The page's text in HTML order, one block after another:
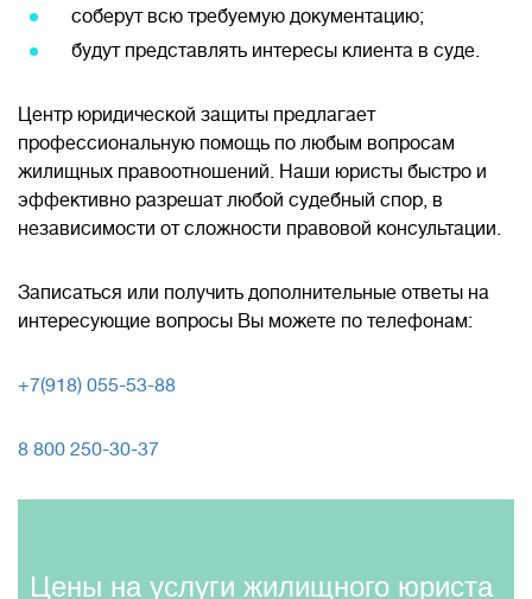
соберут всю требуемую документацию;
будут представлять интересы клиента в суде.
Центр юридической защиты предлагает
профессиональную помощь по любым вопросам
жилищных правоотношений. Наши юристы быстро и
эффективно разрешат любой судебный спор, в
независимости от сложности правовой консультации.
Записаться или получить дополнительные ответы на
интересующие вопросы Вы можете по телефонам:
+7(918) 055-53-88
8 800 250-30-37
Цены на услуги жилищного юриста